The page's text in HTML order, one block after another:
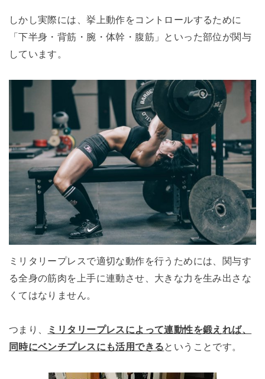
しかし実際には、挙上動作をコントロールするために
「下半身・背筋・腕・体幹・腹筋」といった部位が関与
しています。
ミリタリープレスで適切な動作を行うためには、関与す
る全身の筋肉を上手に連動させ、大きな力を生み出さな
くてはなりません。
つまり、
ミリタリープレスによって連動性を鍛えれば、
同時にベンチプレスにも活用できるということです。